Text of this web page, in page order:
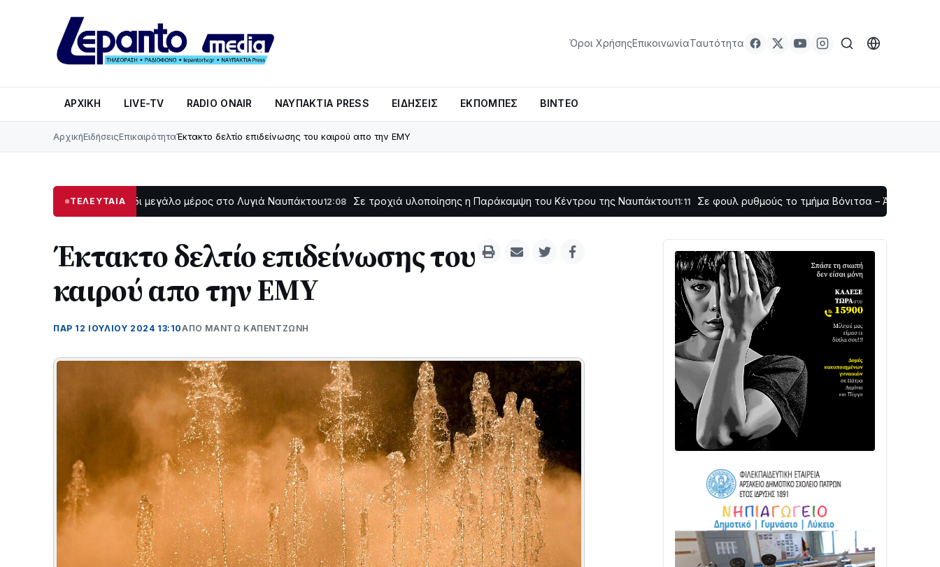
Όροι ΧρήσηςΕπικοινωνίαΤαυτότητα
ΑΡΧΙΚΉ LIVE-TV RADIO ONAIR ΝΑΥΠΑΚΤΊΑ PRESS ΕΙΔΉΣΕΙΣ ΕΚΠΟΜΠΈΣ ΒΊΝΤΕΟ
ΑρχικήΕιδήσειςΕπικαιρότηταΈκτακτο δελτίο επιδείνωσης του καιρού απο την ΕΜΥ
ΤΕΛΕΥΤΑΙΑ
Στο σκοτάδι μεγάλο μέρος στο Λυγιά Ναυπάκτου12:08 Σε τροχιά υλοποίησης η Παράκαμψη του Κέντρου της Ναυπάκτου11:11 Σε φουλ ρυθμούς το τμήμα Βόνιτσα – Άγιος Νικόλαος |
Έκτακτο δελτίο επιδείνωσης του
καιρού απο την ΕΜΥ
ΠΑΡ 12 ΙΟΥΛΊΟΥ 2024 13:10ΑΠΌ ΜΑΝΤΩ ΚΑΠΕΝΤΖΩΝΗ